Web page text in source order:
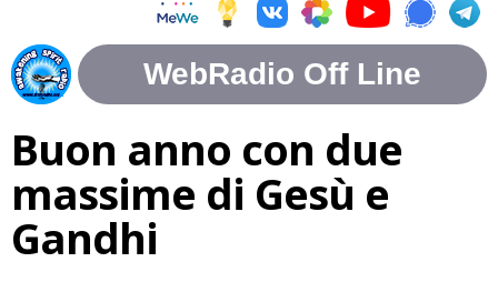
Buon anno con due
massime di Gesù e
Gandhi